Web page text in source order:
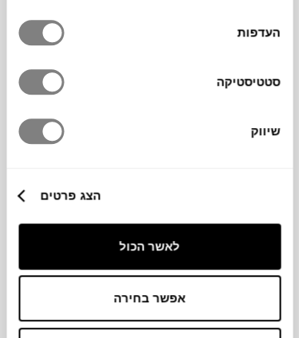
העדפות
סטטיסטיקה
שיווק
הצג פרטים
לאשר הכול
אפשר בחירה
בגדלים וצבעים שונים. המעצב הושפע מסגנון
הקוביזם של תחילת שנות ה-20 ובסדרה הזו
ניכרת ההשפעה בעיצוב הכלים ובהתאמה
לעיצוב המודרני היום. הכלים יתאימו בבית לכל
כלים לאיבזור מרכז שולחן או כקערות לפירות על
שיש.
מותג
מידות